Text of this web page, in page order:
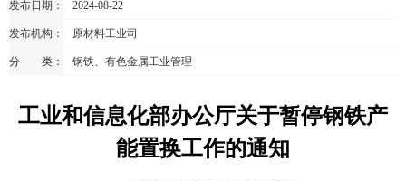
发布日期： 2024-08-22
发布机构： 原材料工业司
分 类： 钢铁、有色金属工业管理
工业和信息化部办公厅关于暂停钢铁产
能置换工作的通知